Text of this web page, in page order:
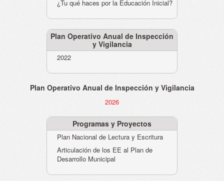
¿Tu qué haces por la Educación Inicial?
Plan Operativo Anual de Inspección
y Vigilancia
2022
Plan Operativo Anual de Inspección y Vigilancia
2026
Programas y Proyectos
Plan Nacional de Lectura y Escritura
Articulación de los EE al Plan de
Desarrollo Municipal